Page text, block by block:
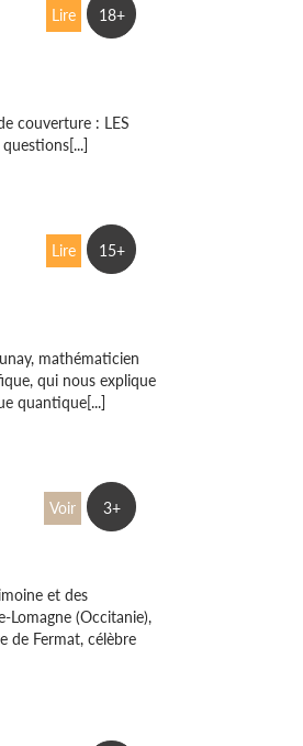
couverture : LES
Lire 18+
mathématicien
qui nous explique
quantique[...]
Lire 15+
et des
Lomagne (Occitanie),
de Fermat, célèbre
Voir 3+